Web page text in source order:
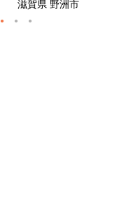
滋賀県 野洲市